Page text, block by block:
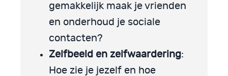
gemakkelijk maak je vrienden
en onderhoud je sociale
contacten?
Zelfbeeld en zelfwaardering:
Hoe zie je jezelf en hoe